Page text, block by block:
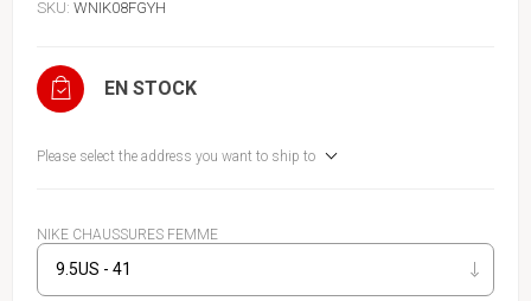
SKU: WNIK08FGYH
EN STOCK
Please select the address you want to ship to
NIKE CHAUSSURES FEMME